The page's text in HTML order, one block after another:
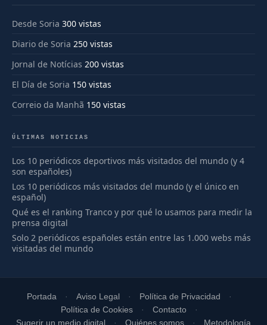
Desde Soria 300 vistas
Diario de Soria 250 vistas
Jornal de Notícias 200 vistas
El Día de Soria 150 vistas
Correio da Manhã 150 vistas
ÚLTIMAS NOTICIAS
Los 10 periódicos deportivos más visitados del mundo (y 4
son españoles)
Los 10 periódicos más visitados del mundo (y el único en
español)
Qué es el ranking Tranco y por qué lo usamos para medir la
prensa digital
Solo 2 periódicos españoles están entre las 1.000 webs más
visitadas del mundo
Portada Aviso Legal
Política de Privacidad
Política de Cookies
Contacto
Sugerir un medio digital
Quiénes somos Metodología